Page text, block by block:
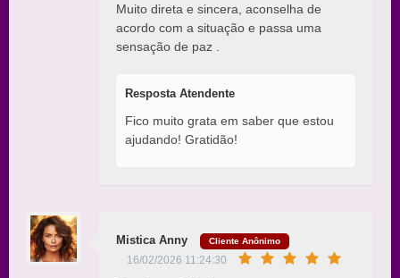
Muito direta e sincera, aconselha de
acordo com a situação e passa uma
sensação de paz .
Resposta Atendente
Fico muito grata em saber que estou
ajudando! Gratidão!
Mistica Anny Cliente Anônimo
16/02/2026 11:24:30